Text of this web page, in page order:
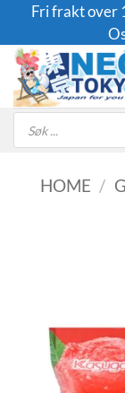
content
Fri frakt over
Products
search
HOME /